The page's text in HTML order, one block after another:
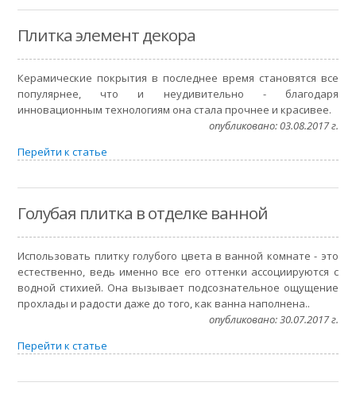
Плитка элемент декора
Керамические покрытия в последнее время становятся все
популярнее, что и неудивительно - благодаря
инновационным технологиям она стала прочнее и красивее.
опубликовано: 03.08.2017 г.
Перейти к статье
Голубая плитка в отделке ванной
Использовать плитку голубого цвета в ванной комнате - это
естественно, ведь именно все его оттенки ассоциируются с
водной стихией. Она вызывает подсознательное ощущение
прохлады и радости даже до того, как ванна наполнена..
опубликовано: 30.07.2017 г.
Перейти к статье